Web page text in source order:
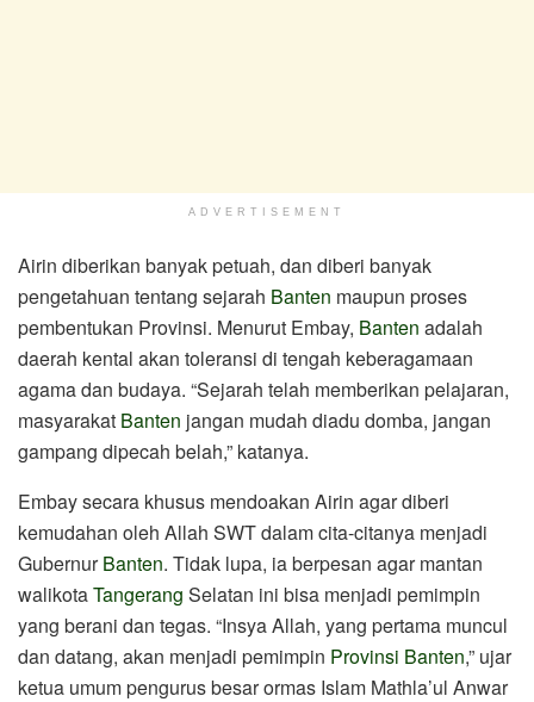
ADVERTISEMENT
Airin diberikan banyak petuah, dan diberi banyak
pengetahuan tentang sejarah Banten maupun proses
pembentukan Provinsi. Menurut Embay, Banten adalah
daerah kental akan toleransi di tengah keberagamaan
agama dan budaya. “Sejarah telah memberikan pelajaran,
masyarakat Banten jangan mudah diadu domba, jangan
gampang dipecah belah,” katanya.
Embay secara khusus mendoakan Airin agar diberi
kemudahan oleh Allah SWT dalam cita-citanya menjadi
GubernurBanten. Tidak lupa, ia berpesan agar mantan
walikotaTangerang Selatan ini bisa menjadi pemimpin
yang berani dan tegas. “Insya Allah, yang pertama muncul
dan datang, akan menjadi pemimpin Provinsi Banten,” ujar
ketua umum pengurus besar ormas Islam Mathla’ul Anwar